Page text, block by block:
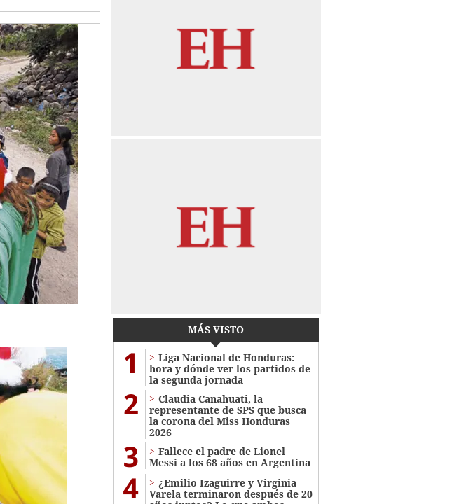
MÁS VISTO
1
Liga Nacional de Honduras:
hora y dónde ver los partidos de
la segunda jornada
2
Claudia Canahuati, la
representante de SPS que busca
la corona del Miss Honduras
2026
3
Fallece el padre de Lionel
Messi a los 68 años en Argentina
4
¿Emilio Izaguirre y Virginia
Varela terminaron después de 20